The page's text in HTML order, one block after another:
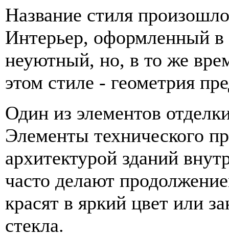
Название стиля
Интерьер, оформленный в
неуютный, но, в то же
этом стиле - геометрия
Один из элементов
Элементы технического
архитектурой зданий
часто делают
красят в яркий цвет или
стекла.